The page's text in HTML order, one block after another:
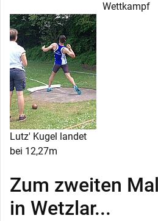
Wettkampf
Lutz' Kugel landet
bei 12,27m
Zum zweiten
in Wetzlar...